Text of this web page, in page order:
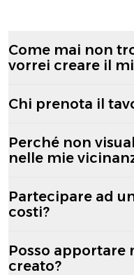
Come mai non
vorrei creare il
Chi prenota il
Perché non
nelle mie
Partecipare ad
costi?
Posso apportare
creato?